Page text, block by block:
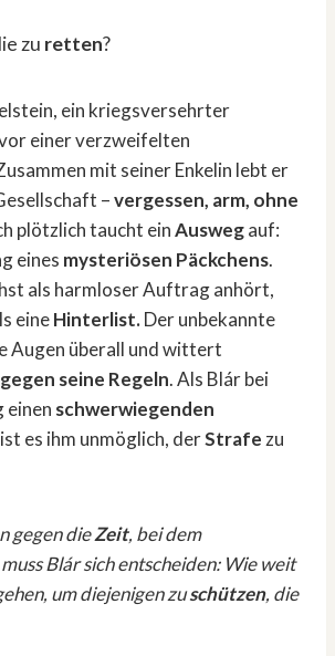
zu retten?
ein kriegsversehrter
einer verzweifelten
mit seiner Enkelin lebt er
–vergessen, arm, ohne
plötzlich taucht einAuswegauf:
eines mysteriösen Päckchens.
als harmloser Auftrag anhört,
eineHinterlist.Der unbekannte
Augen überall und wittert
seine Regeln. Als Blár bei
einen schwerwiegenden
es ihm unmöglich, derStrafe zu
gegen dieZeit, bei dem
Blár sich entscheiden: Wie weit
um diejenigen zuschützen, die